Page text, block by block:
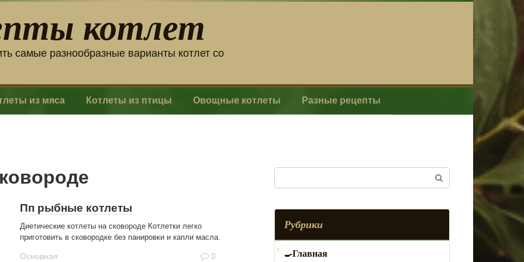
котлет
самые разнообразные варианты котлет со
из мяса Котлеты из птицы Овощные котлеты Разные рецепты
Пп рыбные котлеты
Диетические котлеты на сковороде Котлетки легко
приготовить в сковородке без панировки и капли масла.
Основная 0
Рубрики
Главная